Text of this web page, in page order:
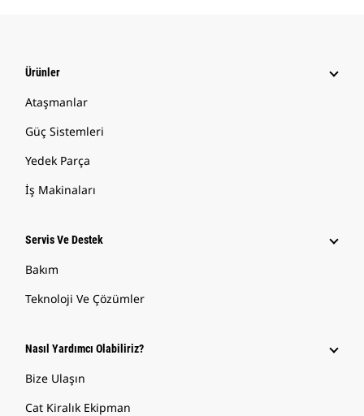
Ürünler
Ataşmanlar
Güç Sistemleri
Yedek Parça
İş Makinaları
Servis Ve Destek
Bakım
Teknoloji Ve Çözümler
Nasıl Yardımcı Olabiliriz?
Bize Ulaşın
Cat Kiralık Ekipman